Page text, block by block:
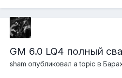
GM 6.0 LQ4 полный
sham опубликовал a topic в